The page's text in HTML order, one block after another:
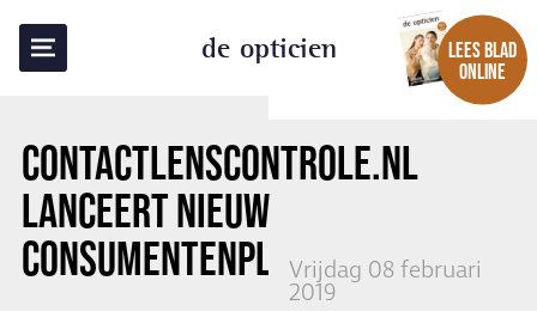
de opticien
LEES BLAD
ONLINE
CONTACTLENSCONTROLE.NL
LANCEERT NIEUW
CONSUMENTENPLATFORM
Vrijdag 08 februari
2019
TERUG NAAR OVERZICHT